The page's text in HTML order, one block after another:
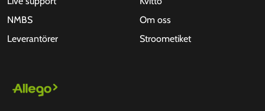
NMBS
Leverantörer
Om oss
Stroometiket